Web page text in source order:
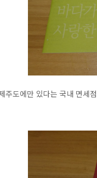
주도에만 있다는 국내 면세